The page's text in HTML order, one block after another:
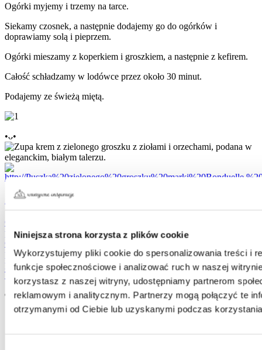
Niniejsza strona korzysta z plików cookie
Wykorzystujemy pliki cookie do spersonalizowania treści i
funkcje społecznościowe i analizować ruch w naszej
korzystasz z naszej witryny, udostępniamy partnerom
reklamowym i analitycznym. Partnerzy mogą połączyć te
otrzymanymi od Ciebie lub uzyskanymi podczas
Ogórki myjemy i trzemy na tarce.
Siekamy czosnek, a następnie dodajemy go do ogórków i
doprawiamy solą i pieprzem.
Ogórki mieszamy z koperkiem i groszkiem, a następnie z kefirem.
Całość schładzamy w lodówce przez około 30 minut.
Podajemy ze świeżą miętą.
•ᴗ•
Zielony Groszek Ugotowane Na Parze
Gotowanie na parze to jedna z najzdrowszych metod
przygotowywania potraw. Tak właśnie przygotowany został
Groszek Zielony „Gotowane na parze”. Dzięki blanszowaniu na
parze, groszek charakteryzuje się idealnym smakiem i chrupkością,
pięknym kolorem oraz utrzymaniem wielu wartości odżywczych.
To idealny dodatek do kuchennych inspiracji!
Tagi: